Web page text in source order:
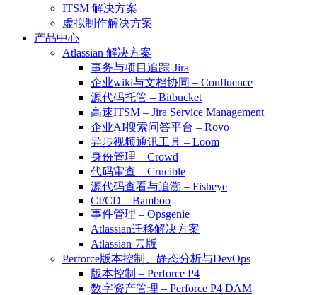
ITSM 解决方案
虚拟制作解决方案
产品中心
Atlassian 解决方案
事务与项目追踪-Jira
企业wiki与文档协同 – Confluence
源代码托管 – Bitbucket
高速ITSM – Jira Service Management
企业AI搜索问答平台 – Rovo
异步视频通讯工具 – Loom
身份管理 – Crowd
代码审查 – Crucible
源代码查看与追溯 – Fisheye
CI/CD – Bamboo
事件管理 – Opsgenie
Atlassian迁移解决方案
Atlassian 云版
Perforce版本控制、静态分析与DevOps
版本控制 – Perforce P4
数字资产管理 – Perforce P4 DAM